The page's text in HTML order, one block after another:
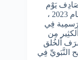
المغرب يُصَادِف يَوْم
اَلخمِيس الموافق 29 مِن شَهْر أُكتُوبَر مِن اَلْعام 2023 ،
رَسمِية فِي
مِن
اَلخُلق
النَّبَويِّ فِي